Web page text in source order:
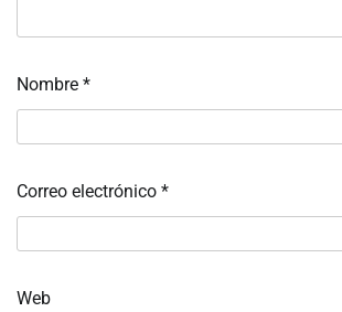
Nombre *
Correo electrónico *
Web